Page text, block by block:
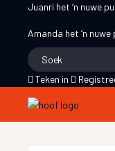
Juanri het ‘n nuwe
Amanda het ‘n
Teken in